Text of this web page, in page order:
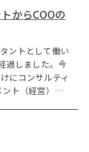
からCOOの
ントとして働い
過しました。今
にコンサルティ
ント（経営）…